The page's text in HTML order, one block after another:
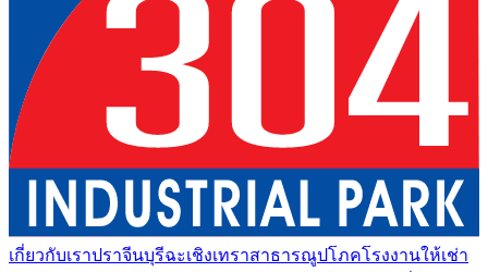
เกี่ยวกับเราปราจีนบุรีฉะเชิงเทราสาธารณูปโภคโรงงานให้เช่า